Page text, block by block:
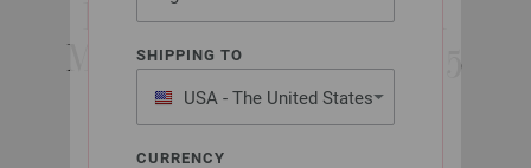
SHIPPING TO
USA - The United States
of America
CURRENCY
DISEÑO DE MADERA
MULTICOLOR NO. 3,75
CORTO